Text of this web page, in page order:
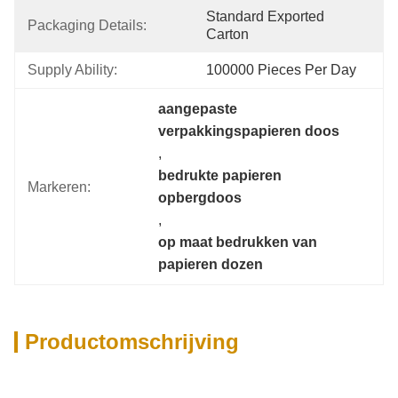
Packaging Details:
Standard Exported
Carton
Supply Ability: 100000 Pieces Per Day
Markeren:
aangepaste
verpakkingspapieren doos
,
bedrukte papieren
opbergdoos
,
op maat bedrukken van
papieren dozen
Productomschrijving